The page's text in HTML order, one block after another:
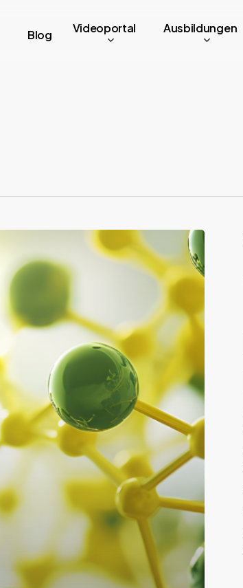
Blog Videoportal Ausbildungen